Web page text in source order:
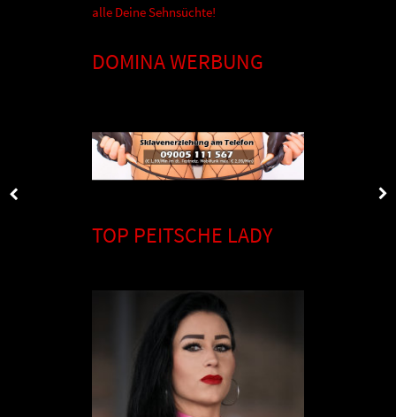
alle Deine Sehnsüchte!
DOMINA WERBUNG
TOP PEITSCHE LADY